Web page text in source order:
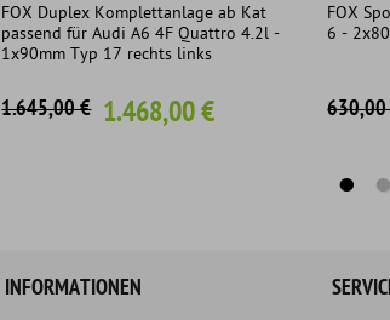
FOX Duplex Komplettanlage ab Kat
passend für Audi A6 4F Quattro 4.2l -
1x90mm Typ 17 rechts links
1.645,00 € 1.468,00 €
FOX
6 -
INFORMATIONEN